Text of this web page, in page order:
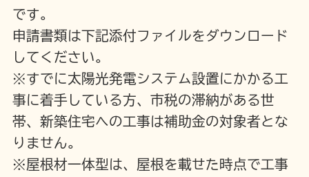
です。
申請書類は下記添付ファイルをダウンロード
してください。
※すでに太陽光発電システム設置にかかる工
事に着手している方、市税の滞納がある世
帯、新築住宅への工事は補助金の対象者とな
りません。
※屋根材一体型は、屋根を載せた時点で工事